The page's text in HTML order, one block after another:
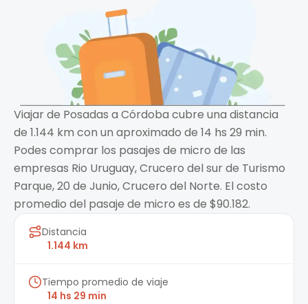
Viajar de Posadas a Córdoba cubre una distancia
de 1.144 km con un aproximado de 14 hs 29 min.
Podes comprar los pasajes de micro de las
empresas Rio Uruguay, Crucero del sur de Turismo
Parque, 20 de Junio, Crucero del Norte. El costo
promedio del pasaje de micro es de $90.182.
Distancia
1.144 km
Tiempo promedio de viaje
14 hs 29 min